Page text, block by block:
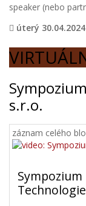
speaker (nebo
úterý 30.04.2024
s.r.o.
záznam celého
Sympozium